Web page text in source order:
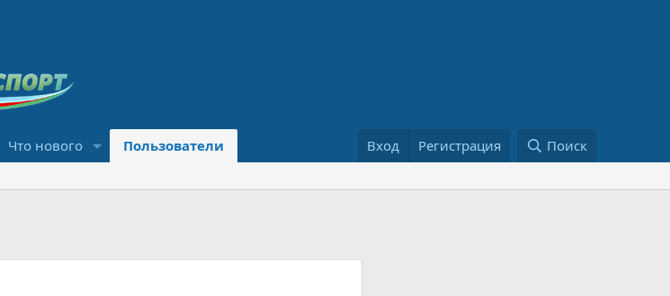
Что нового Пользователи Вход Регистрация Поиск